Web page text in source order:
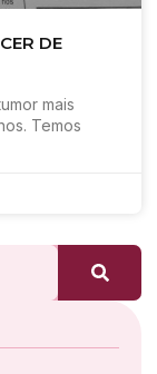
DE
mais
Temos